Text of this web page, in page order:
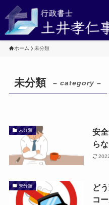
ホーム 未分類
未分類 – category –
未分類
安
ら
未分類
ど
コ